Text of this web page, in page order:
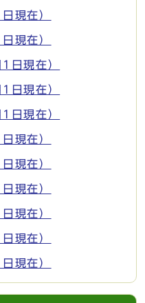
現在）
現在）
日現在）
日現在）
日現在）
現在）
現在）
現在）
現在）
現在）
現在）